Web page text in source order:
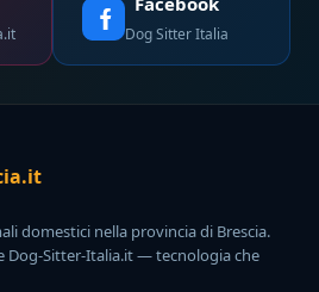
Dog Sitter Italia
domestici nella provincia di Brescia.
Dog-Sitter-Italia.it — tecnologia che